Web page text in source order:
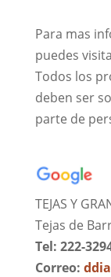
Para mas
puedes
Todos los
deben ser
parte de
TEJAS Y
Tejas de
Tel: 222-
Correo: